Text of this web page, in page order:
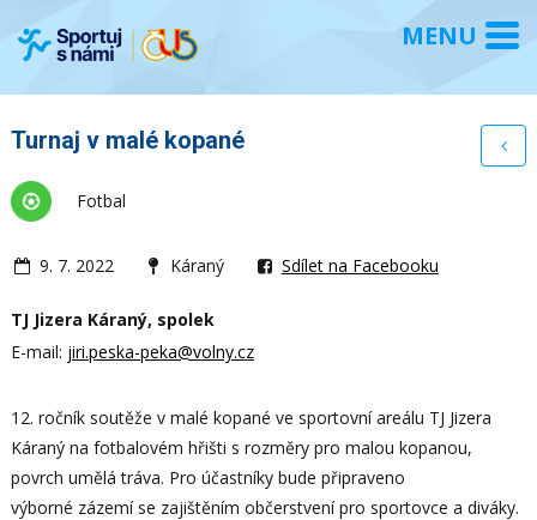
Turnaj v malé kopané
Fotbal
9. 7. 2022 Káraný Sdílet na Facebooku
TJ Jizera Káraný, spolek
E-mail: jiri.peska-peka@volny.cz
12. ročník soutěže v malé kopané ve sportovní areálu TJ Jizera
Káraný na fotbalovém hřišti s rozměry pro malou kopanou,
povrch umělá tráva. Pro účastníky bude připraveno
výborné zázemí se zajištěním občerstvení pro sportovce a diváky.